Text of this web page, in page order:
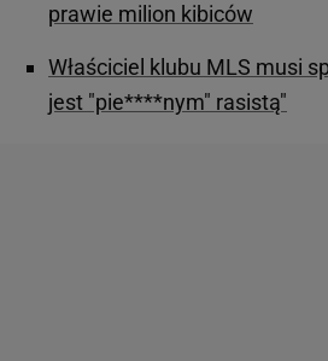
prawie milion kibiców
Właściciel klubu MLS musi
jest "pie****nym" rasistą"